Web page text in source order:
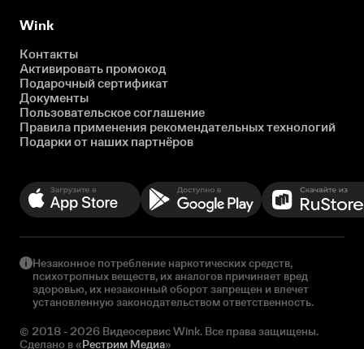
Wink
Контакты
Активировать промокод
Подарочный сертификат
Документы
Пользовательское соглашение
Правила применения рекомендательных технологий
Подарки от наших партнёров
Незаконное потребление наркотических средств,
психотропных веществ, их аналогов причиняет вред
здоровью, их незаконный оборот запрещен и влечет
установленную законодательством ответственность.
© 2018 - 2026 Видеосервис Wink. Все права защищены.
Сделано в «Рестрим Медиа»